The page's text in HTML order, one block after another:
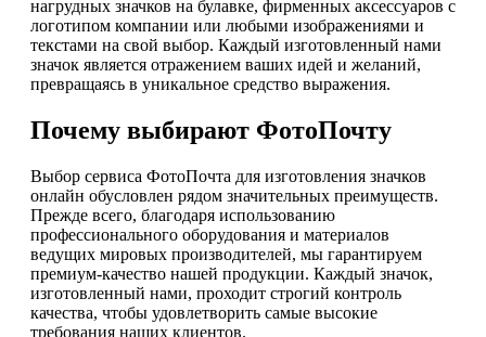
нагрудных значков на булавке, фирменных аксессуаров с
логотипом компании или любыми изображениями и
текстами на свой выбор. Каждый изготовленный нами
значок является отражением ваших идей и желаний,
превращаясь в уникальное средство выражения.
Почему выбирают ФотоПочту
Выбор сервиса ФотоПочта для изготовления значков
онлайн обусловлен рядом значительных преимуществ.
Прежде всего, благодаря использованию
профессионального оборудования и материалов
ведущих мировых производителей, мы гарантируем
премиум-качество нашей продукции. Каждый значок,
изготовленный нами, проходит строгий контроль
качества, чтобы удовлетворить самые высокие
требования наших клиентов.